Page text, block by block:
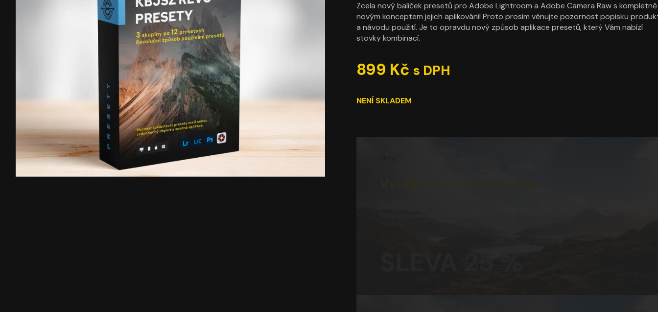
Zcela nový balíček presetů pro Adobe Lightroom a Adobe Camera Raw s kompletně
novým konceptem jejich aplikování! Proto prosím věnujte pozornost popisku
a návodu použití. Je to opravdu nový způsob aplikace presetů, který Vám nabízí
stovky kombinací.
899 Kč s DPH
NENÍ SKLADEM